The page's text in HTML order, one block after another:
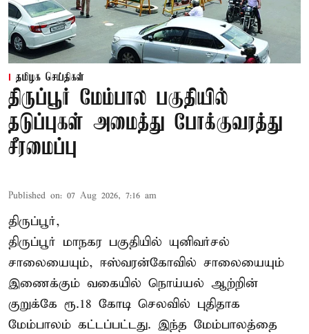
தமிழக செய்திகள்
திருப்பூர் மேம்பால பகுதியில்
தடுப்புகள் அமைத்து போக்குவரத்து
சீரமைப்பு
Published on: 07 Aug 2026, 7:16 am
திருப்பூர்,
திருப்பூர் மாநகர பகுதியில் யுனிவர்சல்
சாலையையும், ஈஸ்வரன்கோவில் சாலையையும்
இணைக்கும் வகையில் நொய்யல் ஆற்றின்
குறுக்கே ரூ.18 கோடி செலவில் புதிதாக
மேம்பாலம் கட்டப்பட்டது. இந்த மேம்பாலத்தை